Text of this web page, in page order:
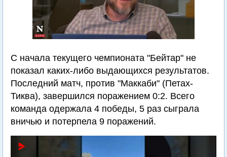
С начала текущего чемпионата "Бейтар" не
показал каких-либо выдающихся результатов.
Последний матч, против "Маккаби" (Петах-
Тиква), завершился поражением 0:2. Всего
команда одержала 4 победы, 5 раз сыграла
вничью и потерпела 9 поражений.